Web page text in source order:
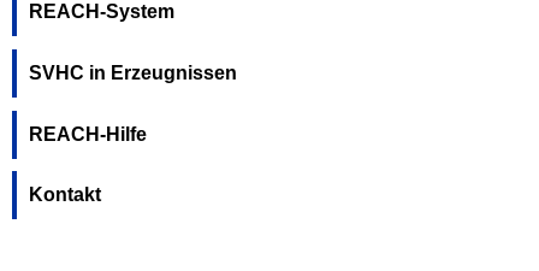
REACH-System
SVHC in Erzeugnissen
REACH-Hilfe
Kontakt